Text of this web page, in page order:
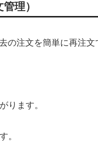
理）
の注文を簡単に再注文
ります。
。